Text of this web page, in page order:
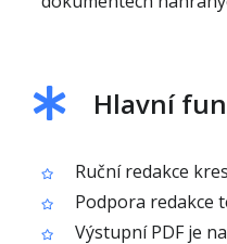
Hlavní
Ruční redakce
Podpora redakce
Výstupní PDF je